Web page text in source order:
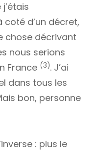
d’un décret,
chose décrivant
nous serions
France (3). J’ai
dans tous les
bon, personne
: plus le